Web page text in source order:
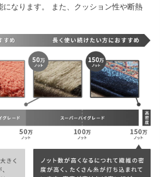
になります。 また、クッション性や断熱